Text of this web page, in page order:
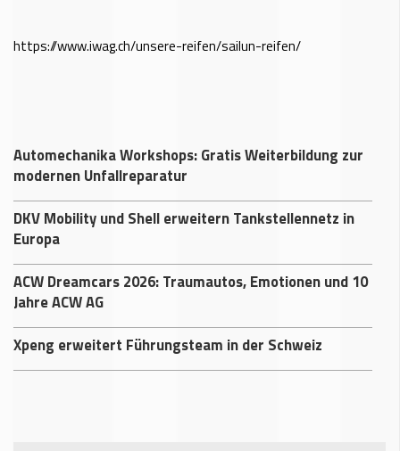
https://www.iwag.ch/unsere-reifen/sailun-reifen/
Automechanika Workshops: Gratis Weiterbildung zur
modernen Unfallreparatur
DKV Mobility und Shell erweitern Tankstellennetz in
Europa
ACW Dreamcars 2026: Traumautos, Emotionen und 10
Jahre ACW AG
Xpeng erweitert Führungsteam in der Schweiz